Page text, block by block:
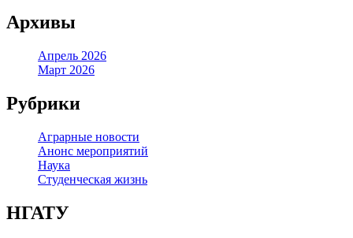
Архивы
Апрель 2026
Март 2026
Рубрики
Аграрные новости
Анонс мероприятий
Наука
Студенческая жизнь
НГАТУ